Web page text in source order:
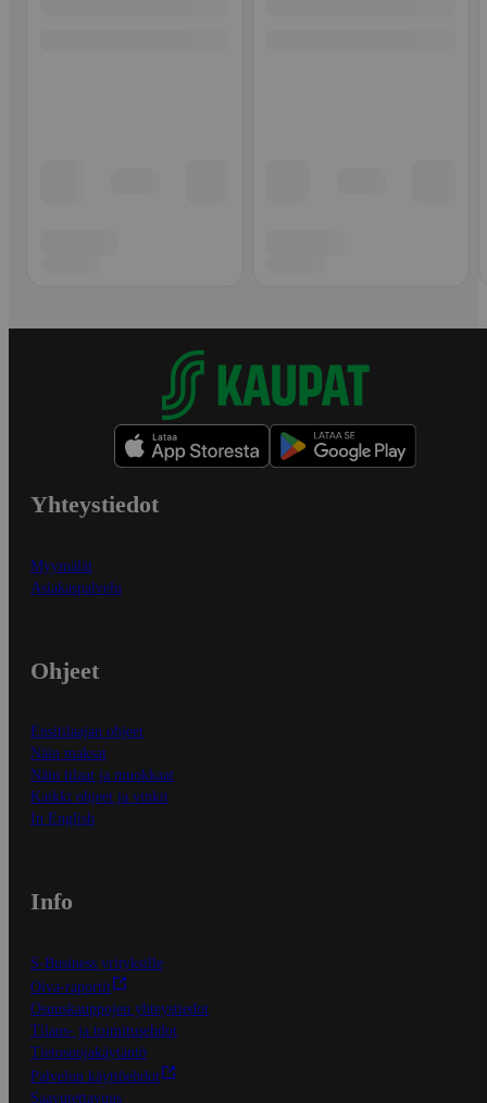
Yhteystiedot
Myymälät
Asiakaspalvelu
Ohjeet
Ensitilaajan ohjeet
Näin maksat
Näin tilaat ja muokkaat
Kaikki ohjeet ja vinkit
In English
Info
S-Business yrityksille
Oiva-raportit
Osuuskauppojen yhteystiedot
Tilaus- ja toimitusehdot
Tietosuojakäytäntö
Palvelun käyttöehdot
Saavutettavuus